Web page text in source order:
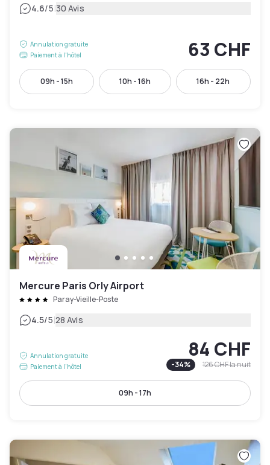
4.6/5|30 Avis
Annulation gratuite
Paiement à l'hôtel
63 CHF
09h - 15h 10h - 16h 16h - 22h
Mercure Paris Orly Airport
Paray-Vieille-Poste
4.5/5|28 Avis
Annulation gratuite
Paiement à l'hôtel
84 CHF
-34% 126 CHFla nuit
09h - 17h